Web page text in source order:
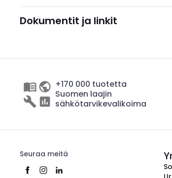
Dokumentit ja linkit
+170 000 tuotetta
Suomen laajin
sähkötarvikevalikoima
Seuraa meitä